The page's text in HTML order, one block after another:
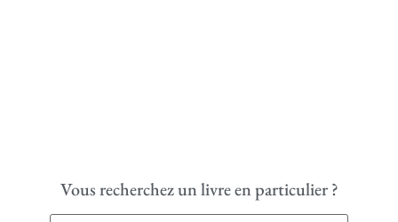
Vous recherchez un livre en particulier ?